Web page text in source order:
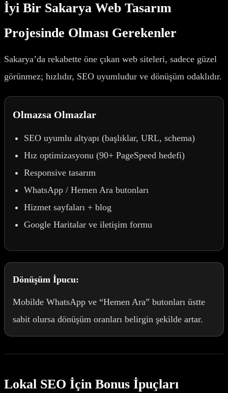
İyi Bir Sakarya Web Tasarım
Projesinde Olması Gerekenler
Sakarya’da rekabette öne çıkan web siteleri, sadece güzel
görünmez; hızlıdır, SEO uyumludur ve dönüşüm odaklıdır.
Olmazsa Olmazlar
SEO uyumlu altyapı (başlıklar, URL, schema)
Hız optimizasyonu (90+ PageSpeed hedefi)
Responsive tasarım
WhatsApp / Hemen Ara butonları
Hizmet sayfaları + blog
Google Haritalar ve iletişim formu
Dönüşüm İpucu:
Mobilde WhatsApp ve “Hemen Ara” butonları üstte
sabit olursa dönüşüm oranları belirgin şekilde artar.
Lokal SEO İçin Bonus İpuçları